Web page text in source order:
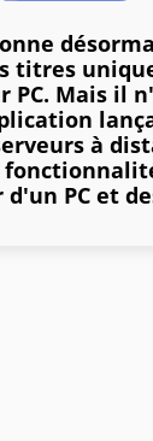
titres
PC. Mais il
à
PC et